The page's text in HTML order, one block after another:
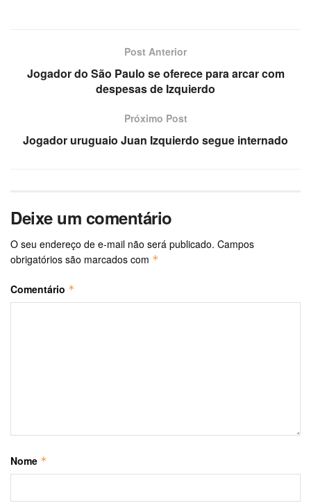
Post Anterior
Jogador do São Paulo se oferece para arcar com
despesas de Izquierdo
Próximo Post
Jogador uruguaio Juan Izquierdo segue internado
Deixe um comentário
O seu endereço de e-mail não será publicado. Campos
obrigatórios são marcados com *
Comentário *
Nome *